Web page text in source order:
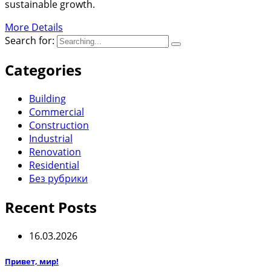
sustainable growth.
More Details
Search for:
Categories
Building
Commercial
Construction
Industrial
Renovation
Residential
Без рубрики
Recent Posts
16.03.2026
Привет, мир!